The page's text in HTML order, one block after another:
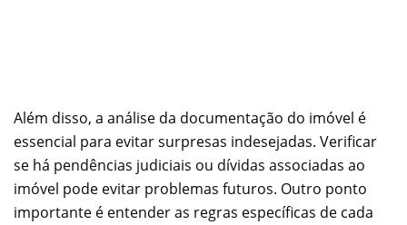
Além disso, a análise da documentação do imóvel é
essencial para evitar surpresas indesejadas. Verificar
se há pendências judiciais ou dívidas associadas ao
imóvel pode evitar problemas futuros. Outro ponto
importante é entender as regras específicas de cada